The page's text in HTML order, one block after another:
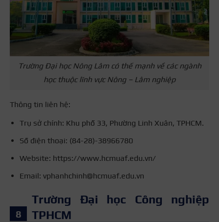
Trường Đại học Nông Lâm có thế mạnh về các ngành
học thuộc lĩnh vực Nông – Lâm nghiệp
Thông tin liên hệ:
Trụ sở chính: Khu phố 33, Phường Linh Xuân, TPHCM.
Số điện thoại: (84-28)-38966780
Website: https://www.hcmuaf.edu.vn/
Email: vphanhchinh@hcmuaf.edu.vn
Trường Đại học Công nghiệp
TPHCM